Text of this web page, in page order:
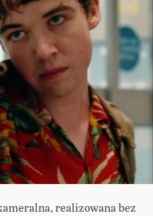
realizowana bez